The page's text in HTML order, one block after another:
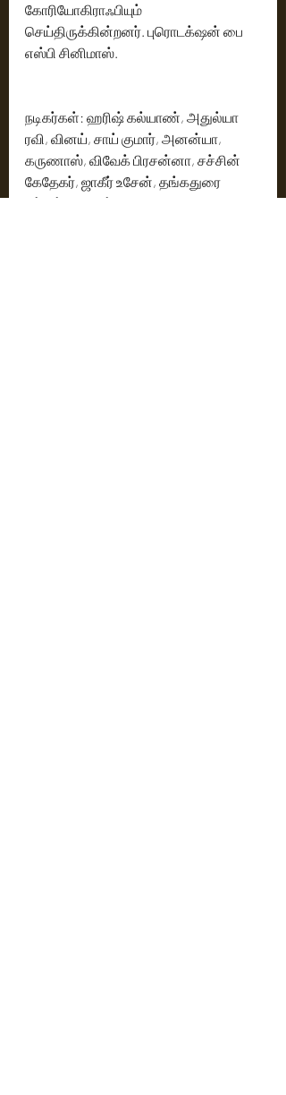
கோரியோகிராஃபியும்
செய்திருக்கின்றனர். புரொடக்‌ஷன் பை
எஸ்பி சினிமாஸ்.
நடிகர்கள்: ஹரிஷ் கல்யாண், அதுல்யா
ரவி, வினய், சாய் குமார், அனன்யா,
கருணாஸ், விவேக் பிரசன்னா, சச்சின்
கேதேகர், ஜாகீர் உசேன், தங்கதுரை
மற்றும் கேபிஒய் தீனா.